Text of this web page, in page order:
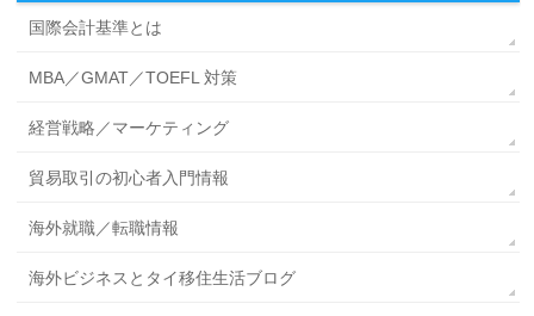
国際会計基準とは
MBA／GMAT／TOEFL 対策
経営戦略／マーケティング
貿易取引の初心者入門情報
海外就職／転職情報
海外ビジネスとタイ移住生活ブログ